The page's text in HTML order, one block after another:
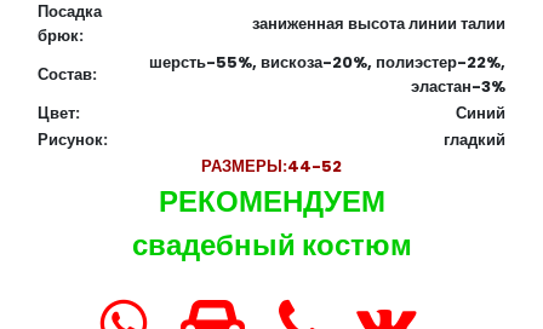
Посадка
брюк:
заниженная высота линии талии
Состав:
шерсть-55%, вискоза-20%, полиэстер-22%,
эластан-3%
Цвет:
Синий
Рисунок:
гладкий
РАЗМЕРЫ:44-52
РЕКОМЕНДУЕМ
свадебный костюм